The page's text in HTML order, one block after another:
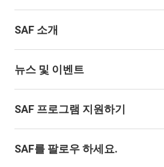
SAF 소개
뉴스 및 이벤트
SAF 프로그램 지원하기
SAF를 팔로우 하세요.